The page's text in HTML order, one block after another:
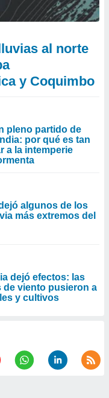
al norte
y Coquimbo
pleno partido de
por qué es tan
a la intemperie
algunos de los
más extremos del
dejó efectos: las
de viento pusieron a
y cultivos